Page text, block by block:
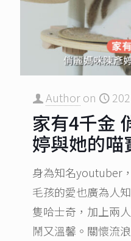
Authoron
家有4千金
婷與她的喵
身為知名youtuber
毛孩的愛也廣為人
隻哈士奇，加上兩
鬧又溫馨。關懷流